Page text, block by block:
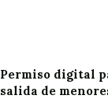
Permiso digital
salida de